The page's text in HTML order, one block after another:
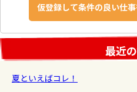
最近
夏といえばコレ！